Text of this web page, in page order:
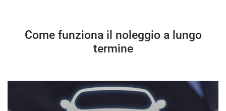
Come funziona il noleggio a lungo
termine